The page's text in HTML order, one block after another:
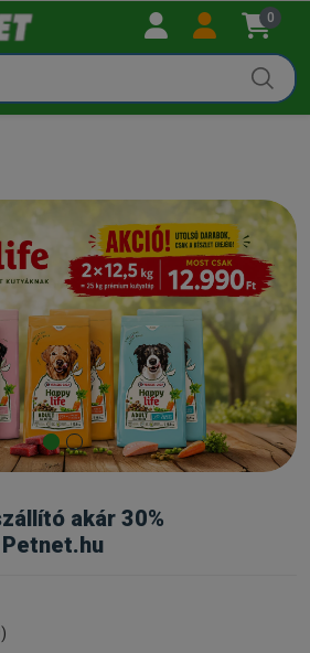
0
akár 30%